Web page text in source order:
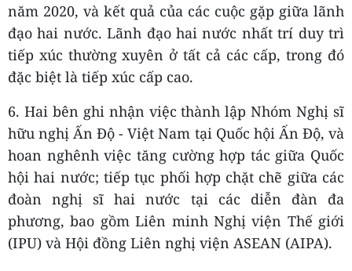
năm 2020, và kết quả của các cuộc gặp giữa lãnh
đạo hai nước. Lãnh đạo hai nước nhất trí duy trì
tiếp xúc thường xuyên ở tất cả các cấp, trong đó
đặc biệt là tiếp xúc cấp cao.
6. Hai bên ghi nhận việc thành lập Nhóm Nghị sĩ
hữu nghị Ấn Độ - Việt Nam tại Quốc hội Ấn Độ, và
hoan nghênh việc tăng cường hợp tác giữa Quốc
hội hai nước; tiếp tục phối hợp chặt chẽ giữa các
đoàn nghị sĩ hai nước tại các diễn đàn đa
phương, bao gồm Liên minh Nghị viện Thế giới
(IPU) và Hội đồng Liên nghị viện ASEAN (AIPA).